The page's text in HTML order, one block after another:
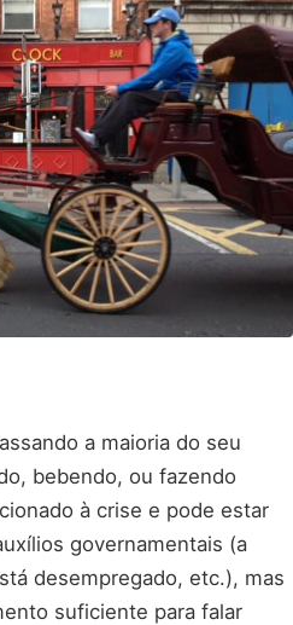
a maioria do seu
bebendo, ou fazendo
à crise e pode estar
governamentais (a
desempregado, etc.), mas
suficiente para falar